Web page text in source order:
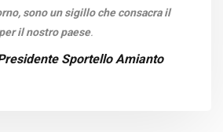
sono un sigillo che consacra il
il nostro paese.
Sportello Amianto